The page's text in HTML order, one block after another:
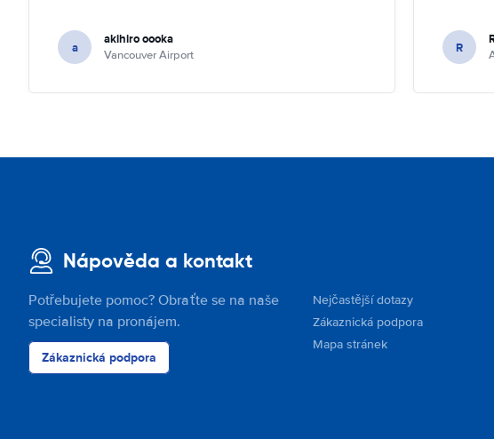
a akihiro oooka
Vancouver Airport R
Nápověda a kontakt
Potřebujete pomoc? Obraťte se na naše
specialisty na pronájem.
Zákaznická podpora
Nejčastější dotazy
Zákaznická podpora
Mapa stránek